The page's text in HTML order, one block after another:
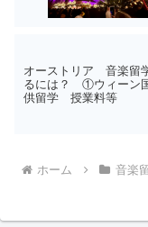
オーストリア 音楽留
るには？ ①ウィーン
供留学 授業料等
ホーム 音楽